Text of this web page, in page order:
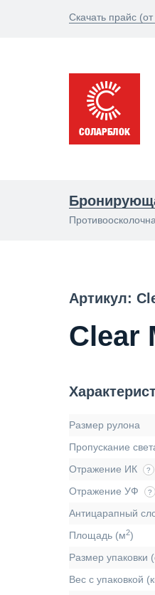
Скачать прайс
Артикул:
Clear
Размер рулона
Пропускание
Отражение ИК
?
Отражение УФ
?
Антицарапный
Площадь (м2)
Размер упаковки
Вес с упаковкой